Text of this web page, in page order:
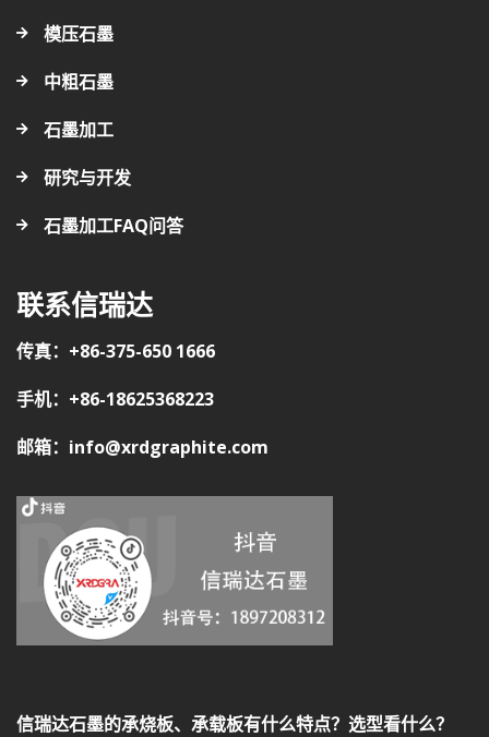
模压石墨
中粗石墨
石墨加工
研究与开发
石墨加工FAQ问答
联系信瑞达
传真：+86-375-650 1666
手机：+86-18625368223
邮箱：info@xrdgraphite.com
信瑞达石墨的承烧板、承载板有什么特点？选型看什么？